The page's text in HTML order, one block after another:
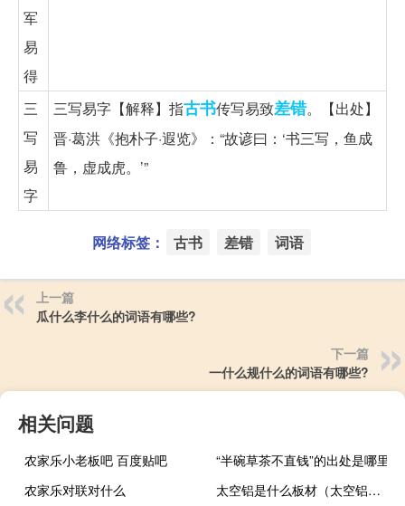
军
易
得
三
写
易
字
三写易字【解释】指古书传写易致差错。【出处】
晋·葛洪《抱朴子·遐览》：“故谚曰：‘书三写，鱼成
鲁，虚成虎。’”
网络标签： 古书 差错 词语
上一篇
瓜什么李什么的词语有哪些?
下一篇
一什么规什么的词语有哪些?
相关问题
农家乐小老板吧 百度贴吧
“半碗草茶不直钱”的出处是哪里
农家乐对联对什么
太空铝是什么板材（太空铝是什么）